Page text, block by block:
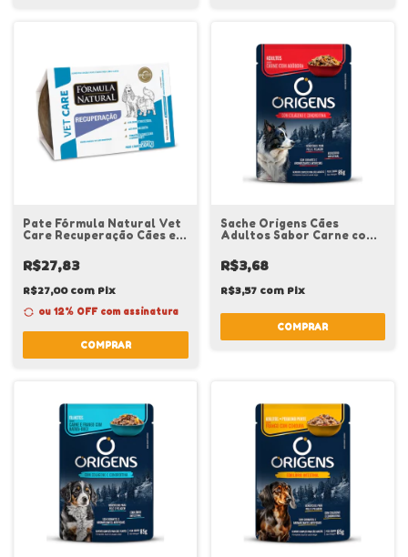
Pate Fórmula Natural Vet
Care Recuperação Cães e
R$27,83
R$27,00com Pix
ou 12% OFF com assinatura
COMPRAR
Sache Origens Cães
Adultos Sabor Carne com
R$3,68
R$3,57 com Pix